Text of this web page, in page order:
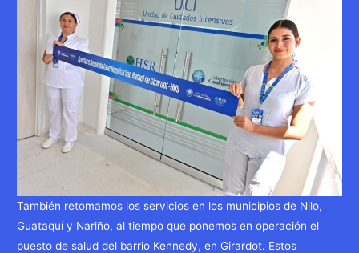
También retomamos los servicios en los municipios de Nilo,
Guataquí y Nariño, al tiempo que ponemos en operación el
puesto de salud del barrio Kennedy, en Girardot. Estos